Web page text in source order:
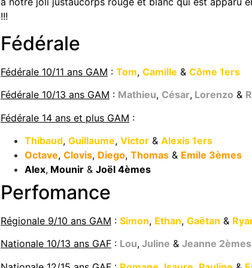
!!!
Fédérale
Fédérale 10/11 ans GAM : Tom, Camille & Côme 1ers
Fédérale 10/13 ans GAM : Mathieu, César, Lorenzo &
Fédérale 14 ans et plus GAM :
Thibaud, Guillaume, Victor & Alexis 1ers
Octave, Clovis, Diego, Thomas & Emile 3èmes
Alex, Mounir & Joël 4èmes
Perfomance
Régionale 9/10 ans GAM : Simon, Ethan, Gaëtan &
Nationale 10/13 ans GAF : Lou, Juline & Jeanne 2èmes